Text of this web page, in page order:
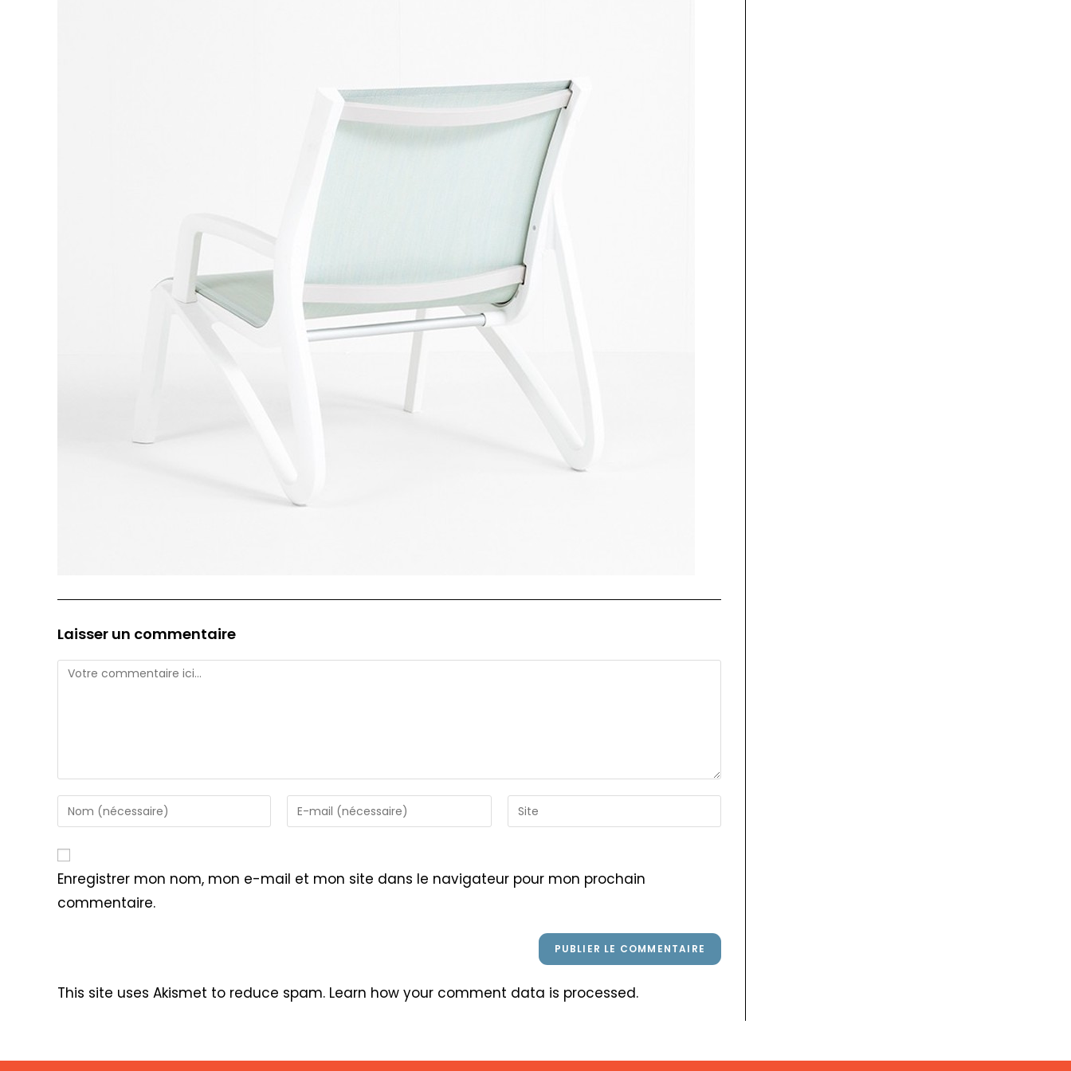
Laisser un commentaire
Comment
Enter
your
or
username
to
Enter
your
to
Saisir
l’URL
site
Enregistrer mon nom, mon e-mail et mon site dans le navigateur pour mon prochain
commentaire.
This site uses Akismet to reduce spam. Learn how your comment data is processed.